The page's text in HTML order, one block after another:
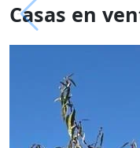
Casas en